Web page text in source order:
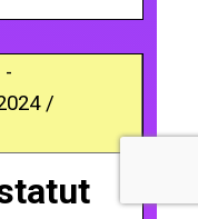
-
/